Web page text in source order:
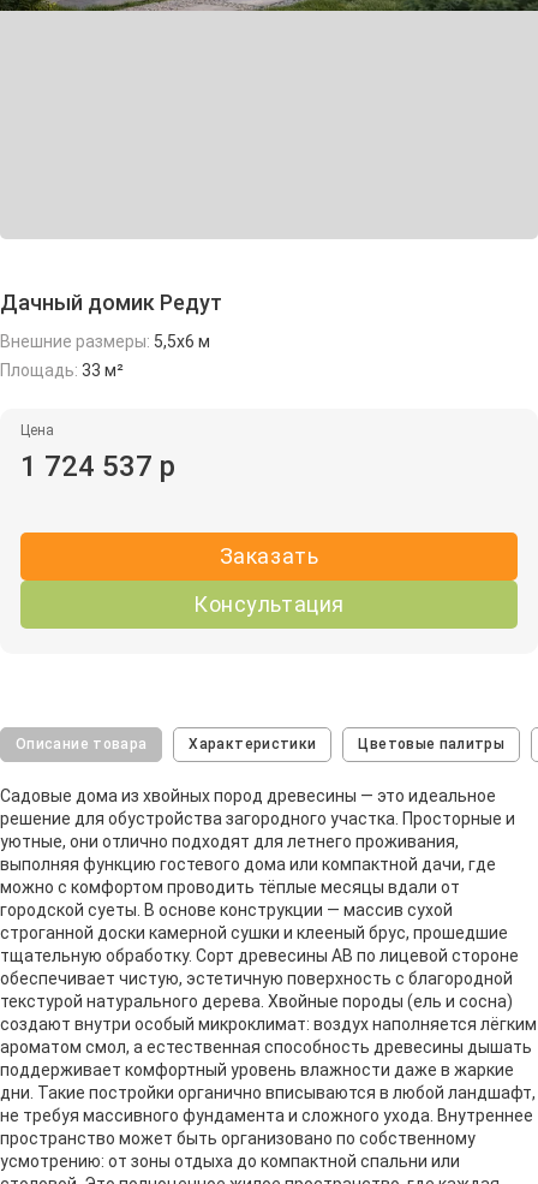
Дачный домик Редут
Внешние размеры: 5,5х6 м
Площадь: 33 м²
Цена
1 724 537 р
Заказать
Консультация
Описание товара Характеристики Цветовые палитры
Садовые дома из хвойных пород древесины — это идеальное
решение для обустройства загородного участка. Просторные и
уютные, они отлично подходят для летнего проживания,
выполняя функцию гостевого дома или компактной дачи, где
можно с комфортом проводить тёплые месяцы вдали от
городской суеты. В основе конструкции — массив сухой
строганной доски камерной сушки и клееный брус, прошедшие
тщательную обработку. Сорт древесины АВ по лицевой стороне
обеспечивает чистую, эстетичную поверхность с благородной
текстурой натурального дерева. Хвойные породы (ель и сосна)
создают внутри особый микроклимат: воздух наполняется лёгким
ароматом смол, а естественная способность древесины дышать
поддерживает комфортный уровень влажности даже в жаркие
дни. Такие постройки органично вписываются в любой ландшафт,
не требуя массивного фундамента и сложного ухода. Внутреннее
пространство может быть организовано по собственному
усмотрению: от зоны отдыха до компактной спальни или